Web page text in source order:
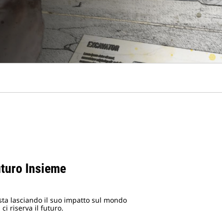
Insieme
lasciando il suo impatto sul mondo
ci riserva il futuro.